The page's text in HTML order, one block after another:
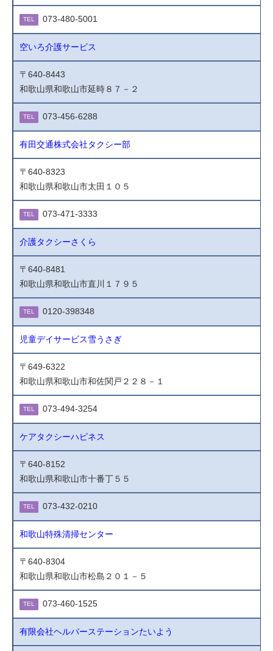
TEL 073-480-5001
空いろ介護サービス
〒640-8443
和歌山県和歌山市延時８７－２
TEL 073-456-6288
有田交通株式会社タクシー部
〒640-8323
和歌山県和歌山市太田１０５
TEL 073-471-3333
介護タクシーさくら
〒640-8481
和歌山県和歌山市直川１７９５
TEL 0120-398348
児童デイサービス雪うさぎ
〒649-6322
和歌山県和歌山市和佐関戸２２８－１
TEL 073-494-3254
ケアタクシーハピネス
〒640-8152
和歌山県和歌山市十番丁５５
TEL 073-432-0210
和歌山特殊清掃センター
〒640-8304
和歌山県和歌山市松島２０１－５
TEL 073-460-1525
有限会社ヘルパーステーションたいよう